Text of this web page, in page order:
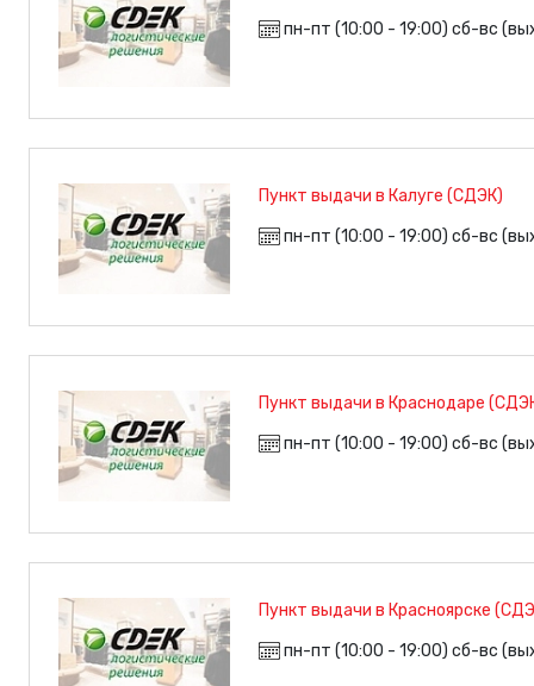
пн-пт (10:00 - 19:00) сб-вс
Пункт выдачи в Калуге (СДЭК)
пн-пт (10:00 - 19:00) сб-вс
Пункт выдачи в Краснодаре
пн-пт (10:00 - 19:00) сб-вс
Пункт выдачи в Красноярске
пн-пт (10:00 - 19:00) сб-вс